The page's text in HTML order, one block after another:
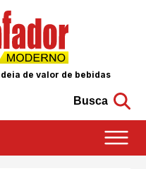
de valor de bebidas
Busca